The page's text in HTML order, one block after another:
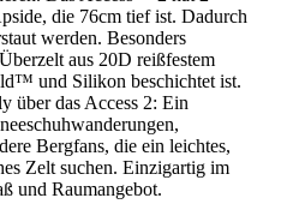
die 76cm tief ist. Dadurch
werden. Besonders
aus 20D reißfestem
und Silikon beschichtet ist.
über das Access 2: Ein
Bergfans, die ein leichtes,
Zelt suchen. Einzigartig im
und Raumangebot.